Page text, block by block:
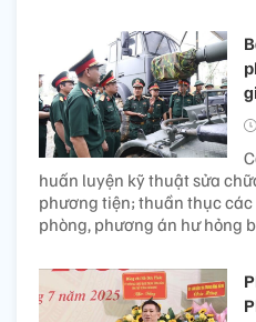
huấn luyện kỹ thuật sửa
phương tiện; thuần thục
phòng, phương án hư hỏng